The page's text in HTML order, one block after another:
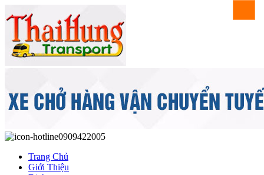
0909422005
Trang Chủ
Giới Thiệu